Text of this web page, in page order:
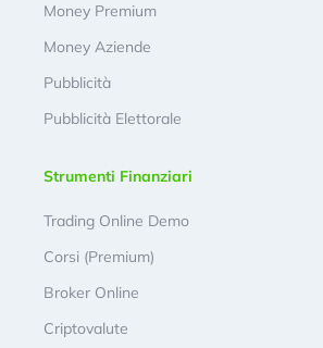
Money Premium
Money Aziende
Pubblicità
Pubblicità Elettorale
Strumenti Finanziari
Trading Online Demo
Corsi (Premium)
Broker Online
Criptovalute